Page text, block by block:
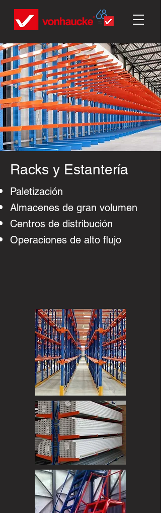
Racks y Estantería
Paletización
Almacenes de gran volumen
Centros de distribución
Operaciones de alto flujo